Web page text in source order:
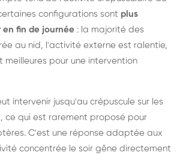
configurations sont plus
fin de journée : la majorité des
au nid, l'activité externe est ralentie,
meilleures pour une intervention
intervenir jusqu'au crépuscule sur les
ce qui est rarement proposé pour
C'est une réponse adaptée aux
concentrée le soir gêne directement